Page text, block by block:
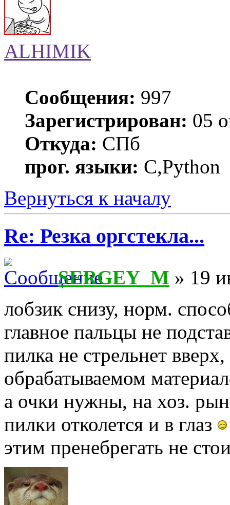
ALHIMIK
Сообщения: 997
Зарегистрирован: 05
Откуда: СПб
прог. языки: C,Python
Вернуться к началу
Re: Резка оргстекла...
SERGEY_M » 19
лобзик снизу, норм.
главное пальцы не
пилка не стрельнет
обрабатываемом
а очки нужны, на хоз.
пилки отколется и в глаз
этим пренебрегать не